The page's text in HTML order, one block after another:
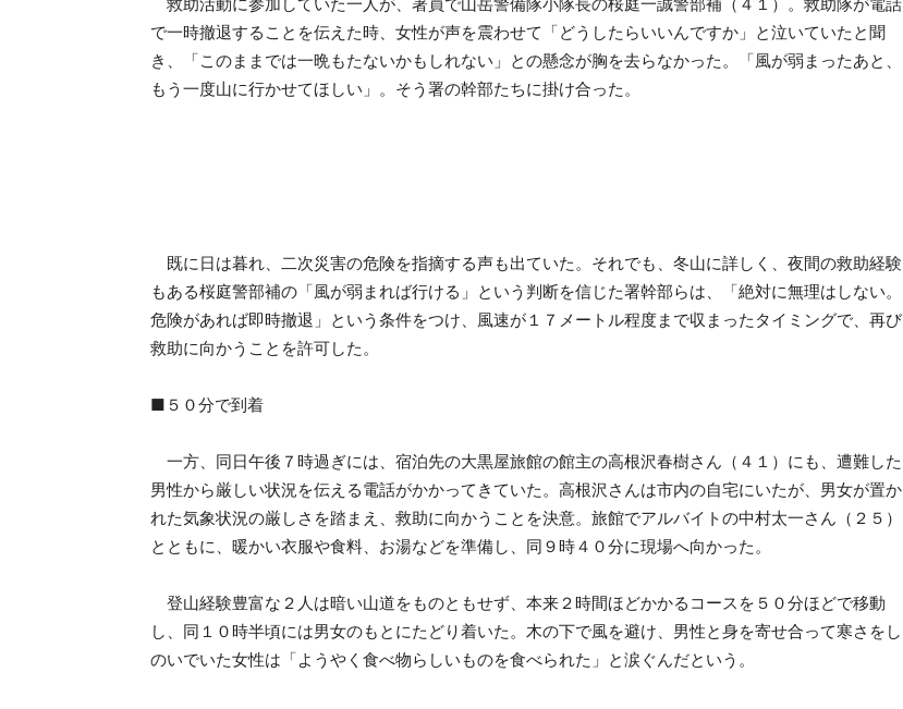
で一時撤退することを伝えた時、女性が声を震わせて「どうしたらいいんですか」と泣いていたと聞
き、「このままでは一晩もたないかもしれない」との懸念が胸を去らなかった。「風が弱まったあと、
もう一度山に行かせてほしい」。そう署の幹部たちに掛け合った。
既に日は暮れ、二次災害の危険を指摘する声も出ていた。それでも、冬山に詳しく、夜間の救助経験
もある桜庭警部補の「風が弱まれば行ける」という判断を信じた署幹部らは、「絶対に無理はしない。
危険があれば即時撤退」という条件をつけ、風速が１７メートル程度まで収まったタイミングで、再び
救助に向かうことを許可した。
■５０分で到着
一方、同日午後７時過ぎには、宿泊先の大黒屋旅館の館主の高根沢春樹さん（４１）にも、遭難した
男性から厳しい状況を伝える電話がかかってきていた。高根沢さんは市内の自宅にいたが、男女が置か
れた気象状況の厳しさを踏まえ、救助に向かうことを決意。旅館でアルバイトの中村太一さん（２５）
とともに、暖かい衣服や食料、お湯などを準備し、同９時４０分に現場へ向かった。
登山経験豊富な２人は暗い山道をものともせず、本来２時間ほどかかるコースを５０分ほどで移動
し、同１０時半頃には男女のもとにたどり着いた。木の下で風を避け、男性と身を寄せ合って寒さをし
のいでいた女性は「ようやく食べ物らしいものを食べられた」と涙ぐんだという。